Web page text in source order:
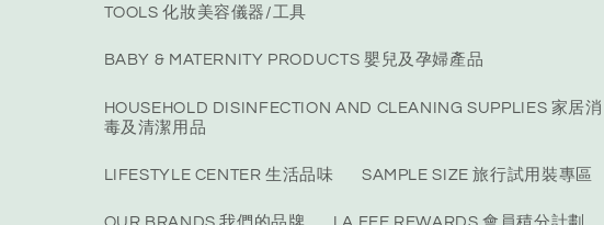
TOOLS 化妝美容儀器/工具
BABY & MATERNITY PRODUCTS 嬰兒及孕婦產品
HOUSEHOLD DISINFECTION AND CLEANING SUPPLIES 家居消
毒及清潔用品
LIFESTYLE CENTER 生活品味 SAMPLE SIZE 旅行試用裝專區